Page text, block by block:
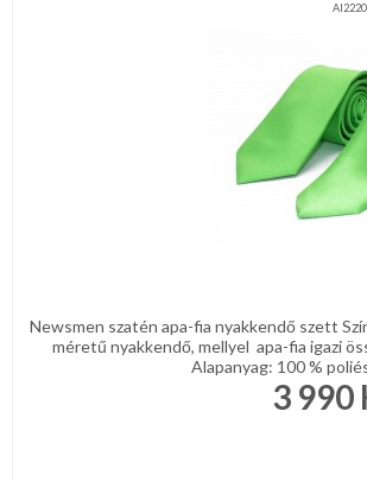
AI2220
Newsmen szatén apa-fia nyakkendő szett
méretű nyakkendő, mellyel apa-fia igazi
Alapanyag: 100 %
3 990